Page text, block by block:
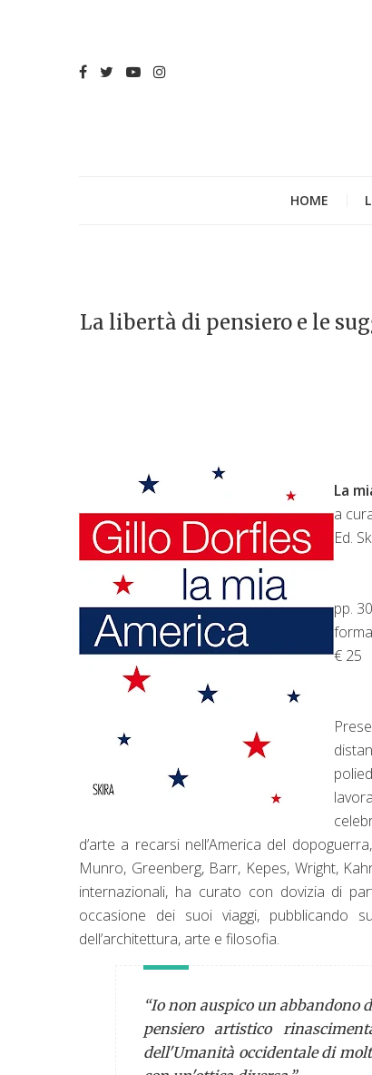
HOME
La libertà di pensiero e le
La
a
Ed.
pp.
€ 25
d’arte a recarsi nell’America del
Munro, Greenberg, Barr, Kepes, Wright,
internazionali, ha curato con dovizia di
occasione dei suoi viaggi, pubblicando
dell’architettura, arte e filosofia.
“Io non auspico un abbandono
pensiero artistico
dell'Umanità occidentale di